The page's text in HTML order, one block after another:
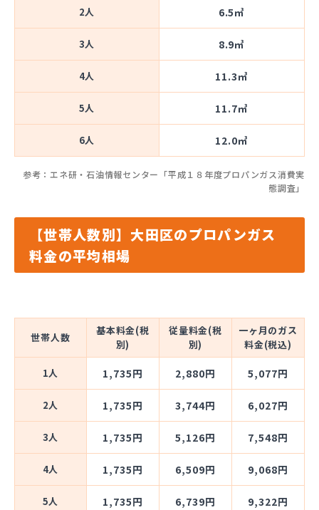
2人 6.5㎥
3人 8.9㎥
4人 11.3㎥
5人 11.7㎥
6人 12.0㎥
参考：エネ研・石油情報センター「平成１８年度プロパンガス消費実
態調査」
【世帯人数別】大田区のプロパンガス
料金の平均相場
世帯人数
基本料金(税
別)
従量料金(税
別)
一ヶ月のガス
料金(税込)
1人 1,735円 2,880円 5,077円
2人 1,735円 3,744円 6,027円
3人 1,735円 5,126円 7,548円
4人 1,735円 6,509円 9,068円
5人 1,735円 6,739円 9,322円